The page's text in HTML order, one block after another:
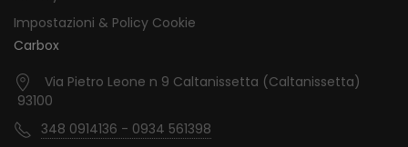
Impostazioni & Policy Cookie
Carbox
Via Pietro Leone n 9 Caltanissetta (Caltanissetta)
93100
348 0914136 - 0934 561398